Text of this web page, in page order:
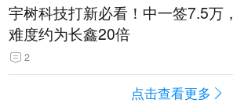
宇树科技打新必看！中一签7.5万，
难度约为长鑫20倍
2
点击查看更多